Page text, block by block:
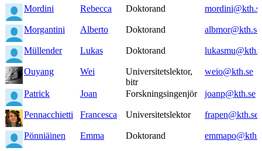
Mordini Rebecca Doktorand
Morgantini Alberto Doktorand albmor@kth.se
Müllender Lukas Doktorand
Ouyang Wei
Universitetslektor,
bitr
weio@kth.se
Patrick Joan Forskningsingenjör joanp@kth.se
Pennacchietti Francesca Universitetslektor frapen@kth.se
Pönniäinen Emma Doktorand